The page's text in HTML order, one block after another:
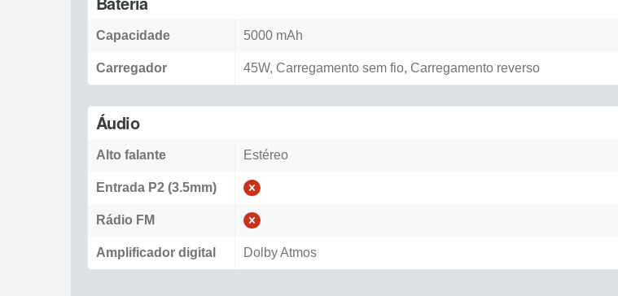
Capacidade 5000 mAh
Carregador 45W, Carregamento sem fio, Carregamento reverso
Áudio
Alto falante Estéreo
Entrada P2 (3.5mm)
Rádio FM
Amplificador digital Dolby Atmos